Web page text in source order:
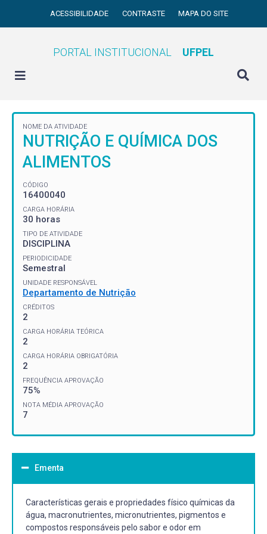
ACESSIBILIDADE CONTRASTE MAPA DO SITE
PORTAL INSTITUCIONAL UFPEL
NOME DA ATIVIDADE
NUTRIÇÃO E QUÍMICA DOS
ALIMENTOS
CÓDIGO
16400040
CARGA HORÁRIA
30 horas
TIPO DE ATIVIDADE
DISCIPLINA
PERIODICIDADE
Semestral
UNIDADE RESPONSÁVEL
Departamento de Nutrição
CRÉDITOS
2
CARGA HORÁRIA TEÓRICA
2
CARGA HORÁRIA OBRIGATÓRIA
2
FREQUÊNCIA APROVAÇÃO
75%
NOTA MÉDIA APROVAÇÃO
7
Ementa
Características gerais e propriedades físico químicas da
água, macronutrientes, micronutrientes, pigmentos e
compostos responsáveis pelo sabor e odor em